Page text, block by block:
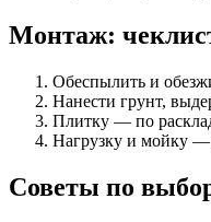
Монтаж:
Обеспылить и
Нанести грунт,
Плитку — по
Нагрузку и мойку —
Советы по